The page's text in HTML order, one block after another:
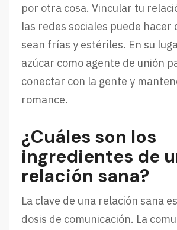
por otra cosa. Vincular tu
las redes sociales puede hacer
sean frías y estériles. En su
azúcar como agente de unión
conectar con la gente y
romance.
¿Cuáles son los
ingredientes de
relación sana?
La clave de una relación sana
dosis de comunicación. La